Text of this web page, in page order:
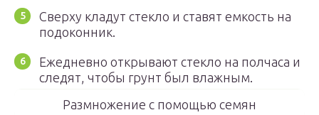
Сверху кладут стекло и ставят емкость на
подоконник.
Ежедневно открывают стекло на полчаса и
следят, чтобы грунт был влажным.
Размножение с помощью семян